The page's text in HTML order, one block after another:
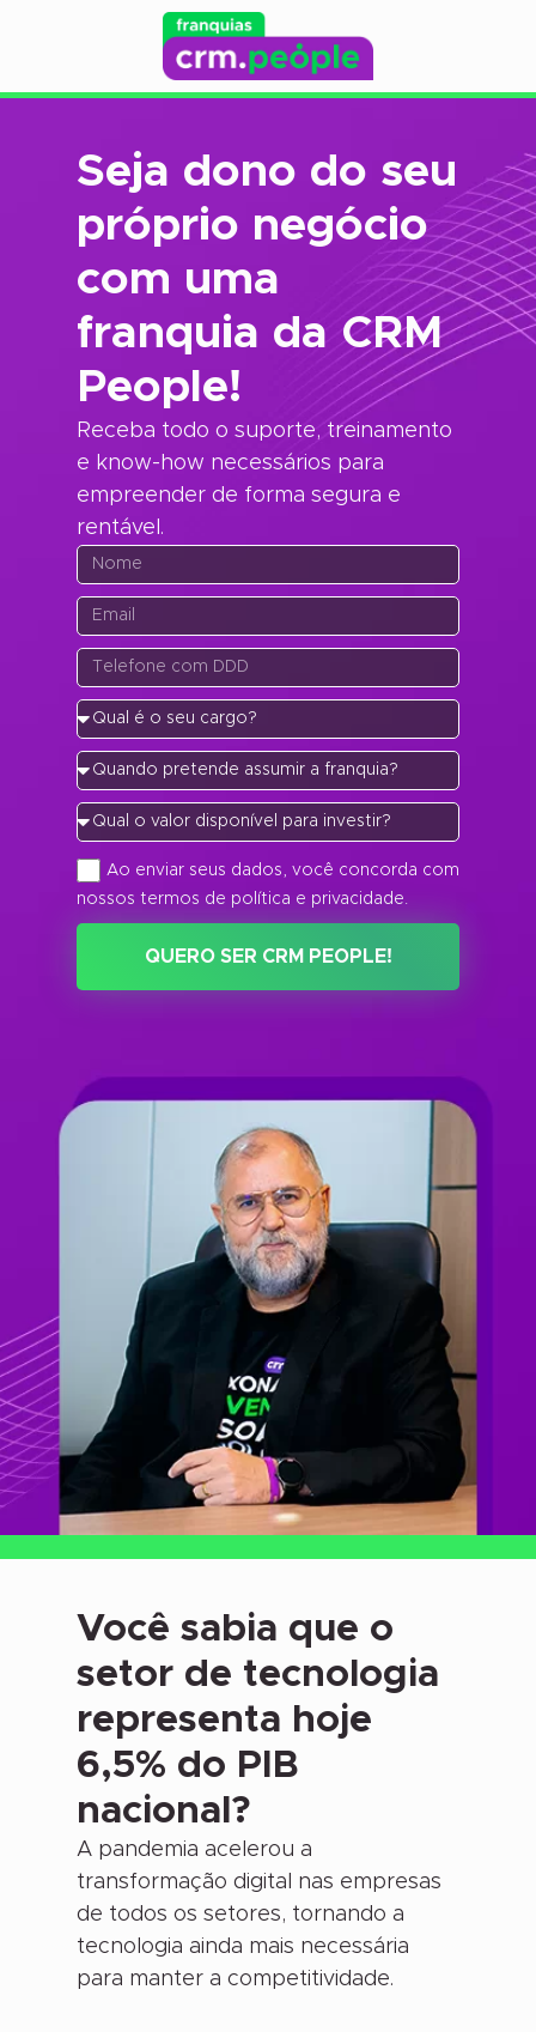
Seja dono do seu
próprio negócio
com uma
franquia da CRM
People!
Receba todo o suporte, treinamento
e know-how necessários para
empreender de forma segura e
rentável.
Ao enviar seus dados, você concorda com
nossos termos de política e privacidade.
QUERO SER CRM PEOPLE!
Você sabia que o
setor de tecnologia
representa hoje
6,5% do PIB
nacional?
A pandemia acelerou a
transformação digital nas empresas
de todos os setores, tornando a
tecnologia ainda mais necessária
para manter a competitividade.